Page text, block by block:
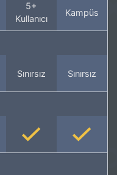
5+
Kullanıcı
Kampüs
Sınırsız Sınırsız